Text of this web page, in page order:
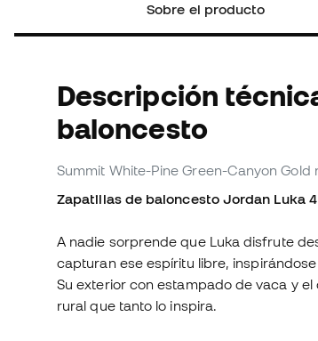
Sobre el producto
Descripción
baloncesto
Summit White-Pine Green-Canyon Gold
Zapatillas de baloncesto Jordan Luka
A nadie sorprende que Luka disfrute
capturan ese espíritu libre, inspirándose
Su exterior con estampado de vaca y
rural que tanto lo inspira.